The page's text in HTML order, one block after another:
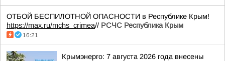
ОТБОЙ БЕСПИЛОТНОЙ ОПАСНОСТИ в Республике Крым!
https://max.ru/mchs_crimea// РСЧС Республика Крым
16:21
Крымэнерго: 7 августа 2026 года внесены